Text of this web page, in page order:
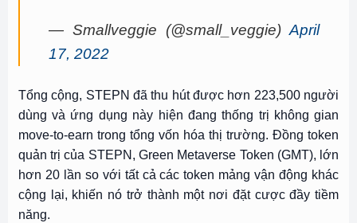
— Smallveggie (@small_veggie)April
17, 2022
Tổng cộng, STEPN đã thu hút được hơn 223,500 người
dùng và ứng dụng này hiện đang thống trị không gian
move-to-earn trong tổng vốn hóa thị trường. Đồng token
quản trị của STEPN, Green Metaverse Token (GMT), lớn
hơn 20 lần so với tất cả các token mảng vận động khác
cộng lại, khiến nó trở thành một nơi đặt cược đầy tiềm
năng.